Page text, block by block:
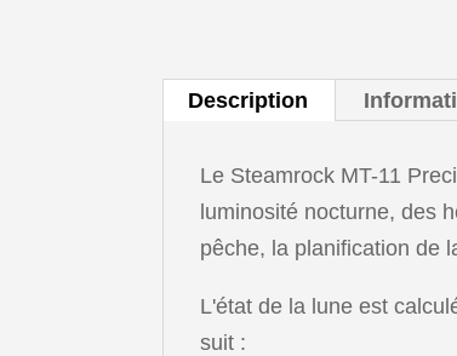
Description
Le Steamrock MT-11
luminosité nocturne, des
pêche, la planification de
L'état de la lune est
suit :